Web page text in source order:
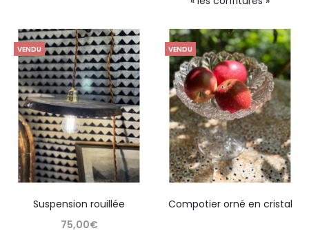
VENDU
Suspension rouillée
75,00€
VENDU
Compotier orné en cristal